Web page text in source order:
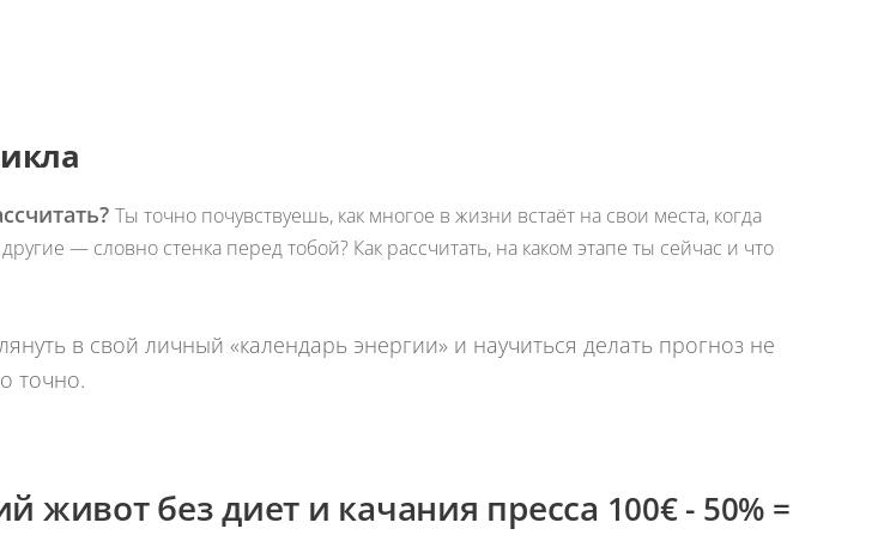
Ты точно почувствуешь, как многое в жизни встаёт на свои места, когда
— словно стенка перед тобой? Как рассчитать, на каком этапе ты сейчас и что
в свой личный «календарь энергии» и научиться делать прогноз не
точно.
живот без диет и качания пресса 100€ - 50% =